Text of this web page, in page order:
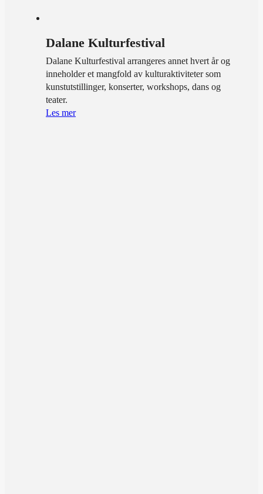
Dalane Kulturfestival
Dalane Kulturfestival arrangeres annet hvert år og
inneholder et mangfold av kulturaktiviteter som
kunstutstillinger, konserter, workshops, dans og
teater.
Les mer